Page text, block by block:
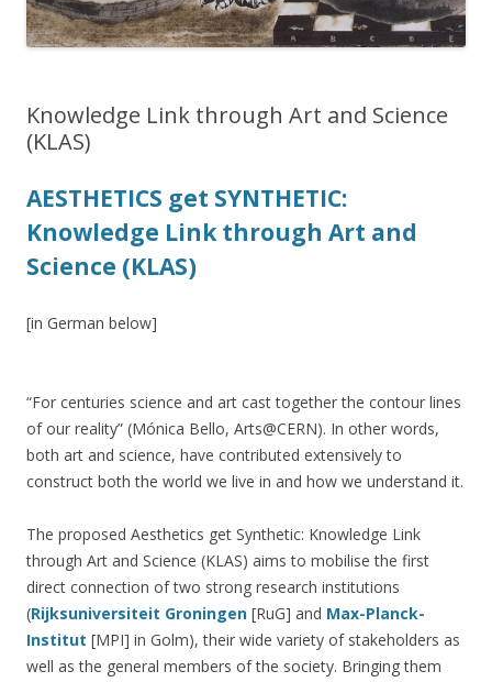
Knowledge Link through Art and Science
(KLAS)
AESTHETICS get SYNTHETIC:
Knowledge Link through Art and
Science (KLAS)
[in German below]
“For centuries science and art cast together the contour lines
of our reality” (Mónica Bello, Arts@CERN). In other words,
both art and science, have contributed extensively to
construct both the world we live in and how we understand it.
The proposed Aesthetics get Synthetic: Knowledge Link
through Art and Science (KLAS) aims to mobilise the first
direct connection of two strong research institutions
(Rijksuniversiteit Groningen [RuG] and Max-Planck-
Institut [MPI] in Golm), their wide variety of stakeholders as
well as the general members of the society. Bringing them